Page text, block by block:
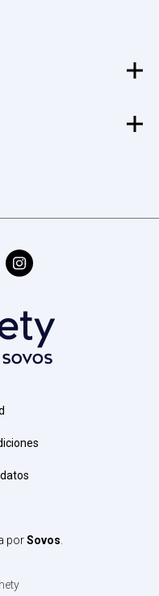
porSovos